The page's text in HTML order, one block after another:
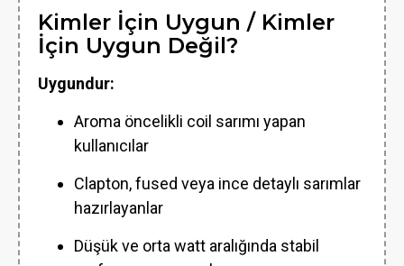
Kimler İçin Uygun / Kimler
İçin Uygun Değil?
Uygundur:
Aroma öncelikli coil sarımı yapan
kullanıcılar
Clapton, fused veya ince detaylı sarımlar
hazırlayanlar
Düşük ve orta watt aralığında stabil